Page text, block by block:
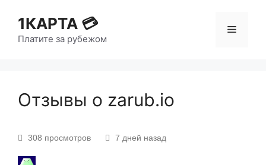
1КАРТА 💳
Платите за рубежом
Отзывы о zarub.io
308 просмотров 7 дней назад